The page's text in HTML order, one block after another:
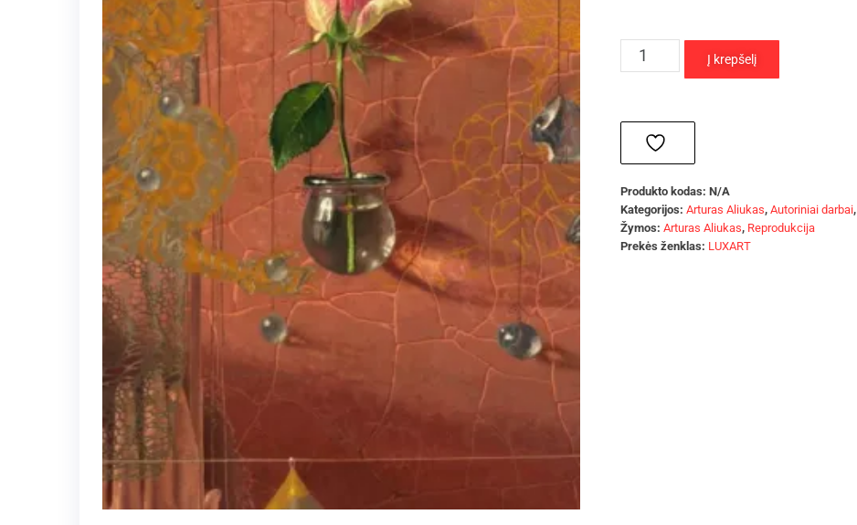
Į krepšelį
Produkto kodas: N/A
Kategorijos: Arturas Aliukas, Autoriniai darbai,
Žymos: Arturas Aliukas, Reprodukcija
Prekės ženklas: LUXART